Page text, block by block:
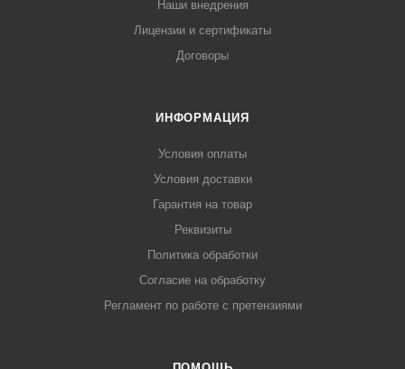
Наши внедрения
Лицензии и сертификаты
Договоры
ИНФОРМАЦИЯ
Условия оплаты
Условия доставки
Гарантия на товар
Реквизиты
Политика обработки
Согласие на обработку
Регламент по работе с претензиями